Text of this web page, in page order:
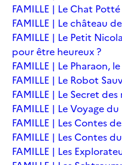
FAMILLE | Le Chat
FAMILLE | Le château
FAMILLE | Le Petit
pour être heureux ?
FAMILLE | Le Pharaon,
FAMILLE | Le Robot
FAMILLE | Le Secret des
FAMILLE | Le Voyage
FAMILLE | Les Contes
FAMILLE | Les Contes
FAMILLE | Les